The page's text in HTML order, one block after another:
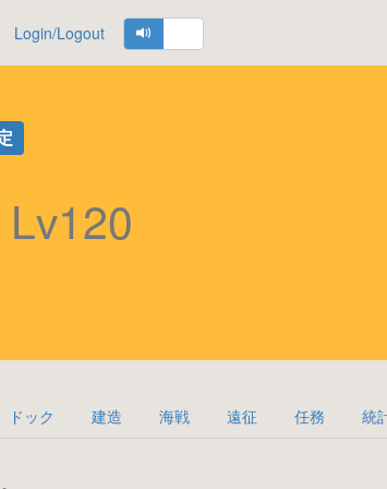
Login/Logout
Lv120
ドック 建造 海戦 遠征 任務 統